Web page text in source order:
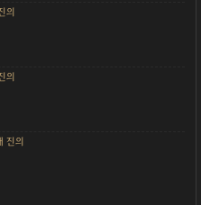
의
의
진의